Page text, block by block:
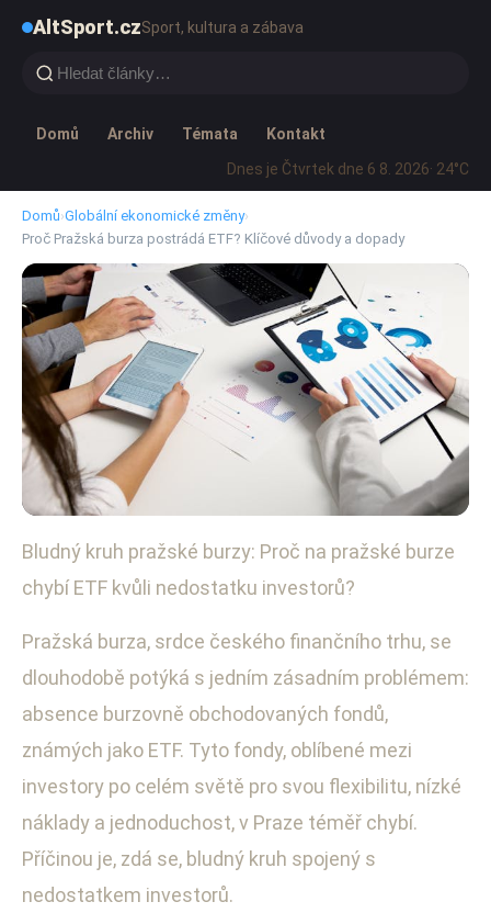
AltSport.czSport, kultura a zábava
Domů Archiv Témata
Kontakt
Dnes je Čtvrtek dne 6 8. 2026· 24°C
Domů›Globální ekonomické změny›
Proč Pražská burza postrádá ETF? Klíčové důvody a dopady
Globální ekonomické změny
Proč Pražská burza postrádá
ETF? Klíčové důvody a dopady
18. 7. 2025· 3 min čtení · Autor: Petra Fialová
Bludný kruh pražské burzy: Proč na pražské burze
chybí ETF kvůli nedostatku investorů?
Pražská burza, srdce českého finančního trhu, se
dlouhodobě potýká s jedním zásadním problémem:
absence burzovně obchodovaných fondů,
známých jako ETF. Tyto fondy, oblíbené mezi
investory po celém světě pro svou flexibilitu, nízké
náklady a jednoduchost, v Praze téměř chybí.
Příčinou je, zdá se, bludný kruh spojený s
nedostatkem investorů.